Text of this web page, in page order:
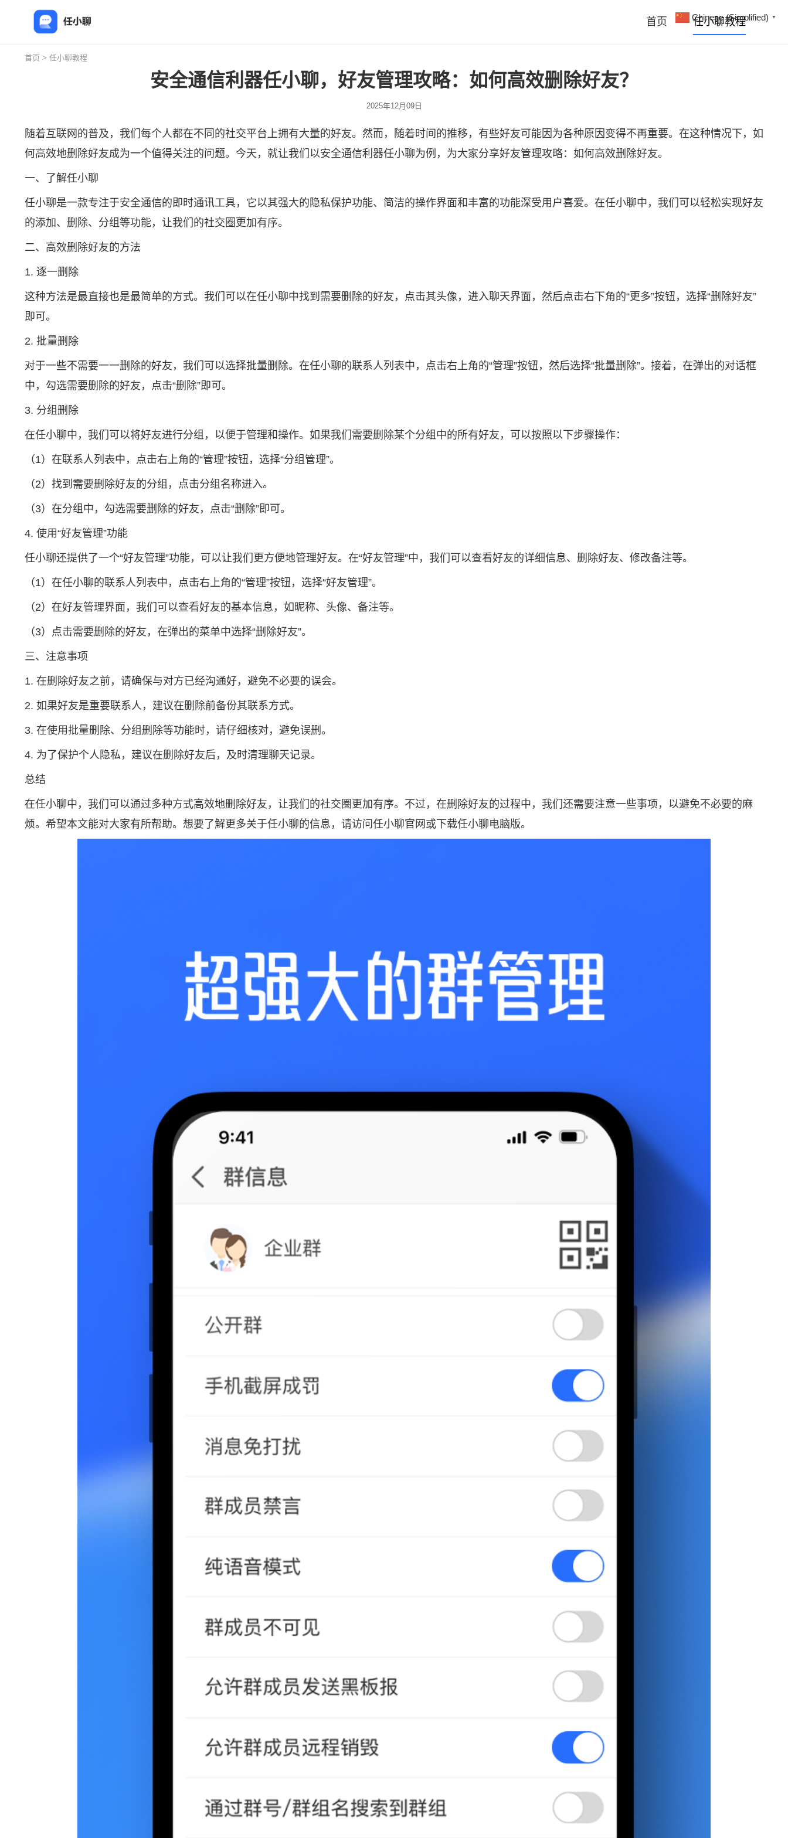
首页 任小聊教程
首页 > 任小聊教程
安全通信利器任小聊，好友管理攻略：如何高效删除好友？
2025年12月09日
随着互联网的普及，我们每个人都在不同的社交平台上拥有大量的好友。然而，随着时间的推移，有些好友可能因为各种原因变得不再重要。在这种情况下，如
何高效地删除好友成为一个值得关注的问题。今天，就让我们以安全通信利器任小聊为例，为大家分享好友管理攻略：如何高效删除好友。
一、了解任小聊
任小聊是一款专注于安全通信的即时通讯工具，它以其强大的隐私保护功能、简洁的操作界面和丰富的功能深受用户喜爱。在任小聊中，我们可以轻松实现好友
的添加、删除、分组等功能，让我们的社交圈更加有序。
二、高效删除好友的方法
1. 逐一删除
这种方法是最直接也是最简单的方式。我们可以在任小聊中找到需要删除的好友，点击其头像，进入聊天界面，然后点击右下角的“更多”按钮，选择“删除好友”
即可。
2. 批量删除
对于一些不需要一一删除的好友，我们可以选择批量删除。在任小聊的联系人列表中，点击右上角的“管理”按钮，然后选择“批量删除”。接着，在弹出的对话框
中，勾选需要删除的好友，点击“删除”即可。
3. 分组删除
在任小聊中，我们可以将好友进行分组，以便于管理和操作。如果我们需要删除某个分组中的所有好友，可以按照以下步骤操作：
（1）在联系人列表中，点击右上角的“管理”按钮，选择“分组管理”。
（2）找到需要删除好友的分组，点击分组名称进入。
（3）在分组中，勾选需要删除的好友，点击“删除”即可。
4. 使用“好友管理”功能
任小聊还提供了一个“好友管理”功能，可以让我们更方便地管理好友。在“好友管理”中，我们可以查看好友的详细信息、删除好友、修改备注等。
（1）在任小聊的联系人列表中，点击右上角的“管理”按钮，选择“好友管理”。
（2）在好友管理界面，我们可以查看好友的基本信息，如昵称、头像、备注等。
（3）点击需要删除的好友，在弹出的菜单中选择“删除好友”。
三、注意事项
1. 在删除好友之前，请确保与对方已经沟通好，避免不必要的误会。
2. 如果好友是重要联系人，建议在删除前备份其联系方式。
3. 在使用批量删除、分组删除等功能时，请仔细核对，避免误删。
4. 为了保护个人隐私，建议在删除好友后，及时清理聊天记录。
总结
在任小聊中，我们可以通过多种方式高效地删除好友，让我们的社交圈更加有序。不过，在删除好友的过程中，我们还需要注意一些事项，以避免不必要的麻
烦。希望本文能对大家有所帮助。想要了解更多关于任小聊的信息，请访问 任小聊官网 或下载任小聊电脑版。
Chinese (Simplified) ▼